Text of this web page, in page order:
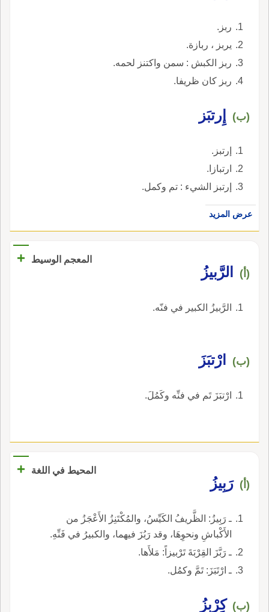
ربز.
يربز ، ربازة.
ربز الكبش : سمن واكتنز لحمه.
ربز كان ظريفا.
(ب) إِرتبَز
إرتبز.
ارتبازا.
إرتبز الشيء : تم وكمل.
عرض المزيد
المعجم الوسيط +
(أ) الرَّبيزُ
الرَّبيزُ الكبير في فنّه.
(ب) ارْتبَزَ
ارْتبَزَ تَم في فنِّه وكَمُلَ.
المحيط في اللغة +
(أ) رَبِيزُ
ـ رَبِيزُ: الظَّريفُ الكَيِّسُ، والمُكْتَنِزُ الأَعْجَزُ من
الأَكْباشِ ونحوِهَا، وقد رَبُزَ فيهما، والكبيرُ في فَنِّهِ.
ـ رَبَّزَ القِرْبَةَ تَرْبيزاً: مَلأَها.
ـ ارْتَبَزَ: تَمَّ وكمُل.
(ب) كِرْبِزُ